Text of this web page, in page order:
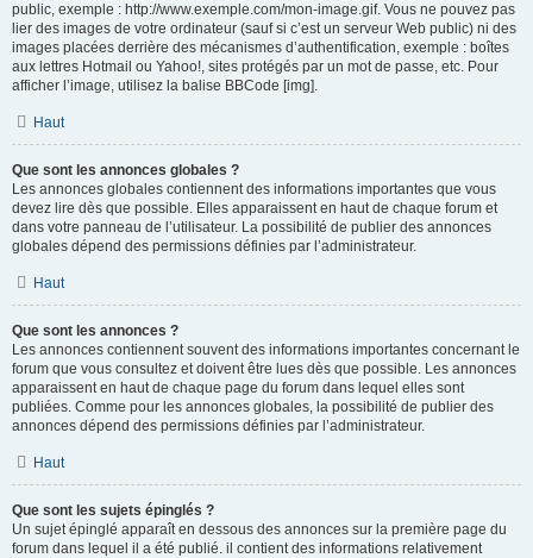
public, exemple : http://www.exemple.com/mon-image.gif. Vous ne pouvez pas
lier des images de votre ordinateur (sauf si c’est un serveur Web public) ni des
images placées derrière des mécanismes d’authentification, exemple : boîtes
aux lettres Hotmail ou Yahoo!, sites protégés par un mot de passe, etc. Pour
afficher l’image, utilisez la balise BBCode [img].
Haut
Que sont les annonces globales ?
Les annonces globales contiennent des informations importantes que vous
devez lire dès que possible. Elles apparaissent en haut de chaque forum et
dans votre panneau de l’utilisateur. La possibilité de publier des annonces
globales dépend des permissions définies par l’administrateur.
Haut
Que sont les annonces ?
Les annonces contiennent souvent des informations importantes concernant le
forum que vous consultez et doivent être lues dès que possible. Les annonces
apparaissent en haut de chaque page du forum dans lequel elles sont
publiées. Comme pour les annonces globales, la possibilité de publier des
annonces dépend des permissions définies par l’administrateur.
Haut
Que sont les sujets épinglés ?
Un sujet épinglé apparaît en dessous des annonces sur la première page du
forum dans lequel il a été publié. il contient des informations relativement